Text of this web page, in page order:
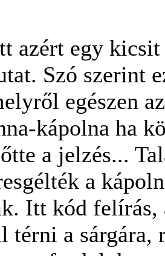
azért egy kicsit
Szó szerint
egészen
kápolna ha
a jelzés...
a
Itt kód felírás,
térni a sárgára,